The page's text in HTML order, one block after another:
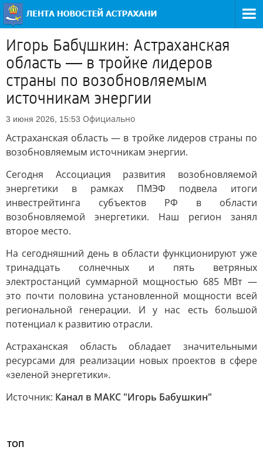
Игорь Бабушкин: Астраханская
область — в тройке лидеров
страны по возобновляемым
источникам энергии
3 июня 2026, 15:53 Официально
Астраханская область — в тройке лидеров страны по
возобновляемым источникам энергии.
Сегодня Ассоциация развития возобновляемой
энергетики в рамках ПМЭФ подвела итоги
инвестрейтинга субъектов РФ в области
возобновляемой энергетики. Наш регион занял
второе место.
На сегодняшний день в области функционируют уже
тринадцать солнечных и пять ветряных
электростанций суммарной мощностью 685 МВт —
это почти половина установленной мощности всей
региональной генерации. И у нас есть большой
потенциал к развитию отрасли.
Астраханская область обладает значительными
ресурсами для реализации новых проектов в сфере
«зеленой энергетики».
Источник: Канал в МАКС "Игорь Бабушкин"
ТОП